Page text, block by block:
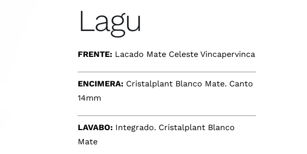
Lagu
FRENTE: Lacado Mate Celeste Vincapervinca
ENCIMERA: Cristalplant Blanco Mate. Canto
14mm
LAVABO: Integrado. Cristalplant Blanco
Mate